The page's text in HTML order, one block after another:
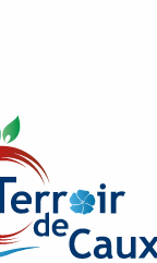
: Elisabeth
potager
du Croco
Jacques-
Photos